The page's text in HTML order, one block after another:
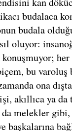
budalaca
budala
oluyor:
konuşmuyor;
bu varoluş
ona
akıllıca ya
melekler
başkalarına